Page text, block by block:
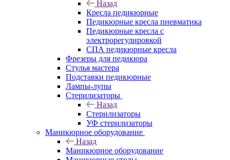
Назад
Кресла педикюрные
Педикюрные кресла пневматика
Педикюрные кресла с
электрорегулировкой
СПА педикюрные кресла
Фрезеры для педикюра
Стулья мастера
Подставки педикюрные
Лампы-лупы
Стерилизаторы
Назад
Стерилизаторы
УФ стерилизаторы
Маникюрное оборудование
Назад
Маникюрное оборудование